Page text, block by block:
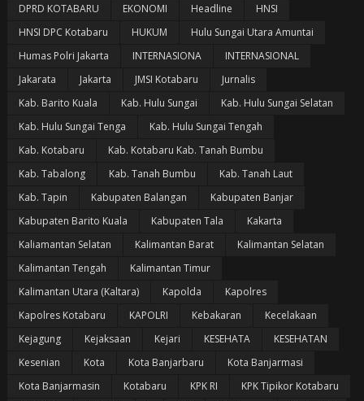
DPRD KOTABARU
EKONOMI Headline
HNSI
HNSI DPC Kotabaru
HUKUM
Hulu Sungai Utara Amuntai
Humas Polri Jakarta
INTERNASIONA
INTERNASIONAL
Jakarata
Jakarta JMSI Kotabaru
Jurnalis
Kab. Barito Kuala
Kab. Hulu Sungai
Kab. Hulu Sungai Selatan
Kab. Hulu Sungai Tenga
Kab. Hulu Sungai Tengah
Kab. Kotabaru
Kab. Kotabaru Kab. Tanah Bumbu
Kab. Tabalong
Kab. Tanah Bumbu
Kab. Tanah Laut
Kab. Tapin
Kabupaten Balangan
Kabupaten Banjar
Kabupaten Barito Kuala
Kabupaten Tala
Kakarta
Kaliamantan Selatan
Kalimantan Barat
Kalimantan Selatan
Kalimantan Tengah
Kalimantan Timur
Kalimantan Utara (Kaltara)
Kapolda
Kapolres
Kapolres Kotabaru
KAPOLRI Kebakaran
Kecelakaan
Kejagung
Kejaksaan Kejari KESEHATA
KESEHATAN
Kesenian
Kota Kota Banjarbaru
Kota Banjarmasi
Kota Banjarmasin
Kotabaru KPK RI
KPK Tipikor Kotabaru